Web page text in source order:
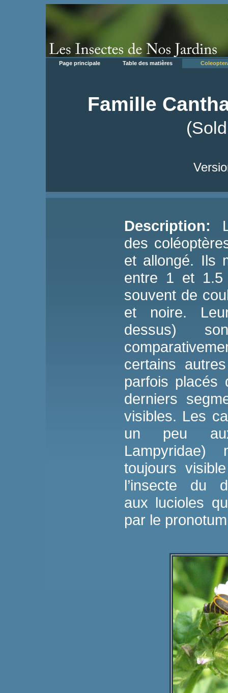
Page principale Table des matières
Famille
Description:
des
et allongé. Ils
entre 1 et
souvent de
et noire.
dessus)
certains
parfois placés
derniers
visibles. Les
un peu
toujours
l’insecte du
aux lucioles
par le